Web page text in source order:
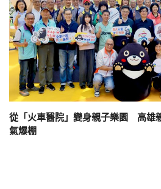
從「火車醫院」變身親子樂園 高雄
氣爆棚